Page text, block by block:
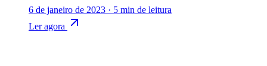
6 de janeiro de 2023 · 5 min de leitura
Ler agora